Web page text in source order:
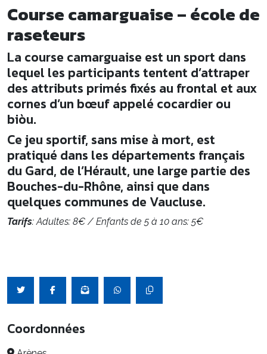
Course camarguaise – école de
raseteurs
La course camarguaise est un sport dans
lequel les participants tentent d’attraper
des attributs primés fixés au frontal et aux
cornes d’un bœuf appelé cocardier ou
biòu.
Ce jeu sportif, sans mise à mort, est
pratiqué dans les départements français
du Gard, de l’Hérault, une large partie des
Bouches-du-Rhône, ainsi que dans
quelques communes de Vaucluse.
Tarifs: Adultes: 8€ / Enfants de 5 à 10 ans: 5€
Coordonnées